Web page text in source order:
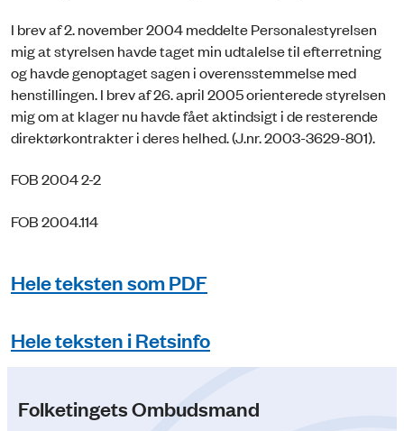
I brev af 2. november 2004 meddelte Personalestyrelsen
mig at styrelsen havde taget min udtalelse til efterretning
og havde genoptaget sagen i overensstemmelse med
henstillingen. I brev af 26. april 2005 orienterede styrelsen
mig om at klager nu havde fået aktindsigt i de resterende
direktørkontrakter i deres helhed. (J.nr. 2003-3629-801).
FOB 2004 2-2
FOB 2004.114
Hele teksten som PDF
Hele teksten i Retsinfo
Folketingets Ombudsmand